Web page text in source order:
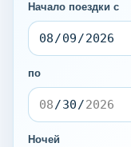
Начало поездки с
по
Ночей